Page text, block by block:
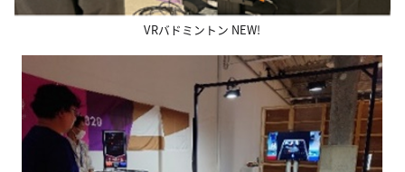
VRバドミントン NEW!